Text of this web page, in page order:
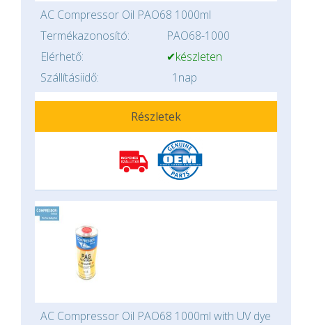
AC Compressor Oil PAO68 1000ml
Termékazonosító:
PAO68-1000
Elérhető:
✔készleten
Szállításiidő:
1nap
Részletek
AC Compressor Oil PAO68 1000ml with UV dye